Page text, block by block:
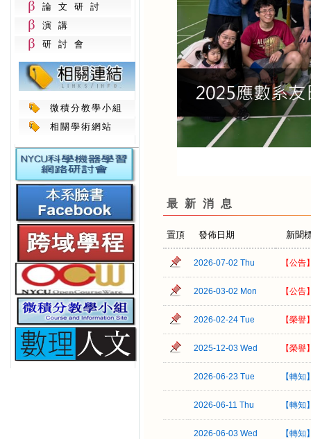
論文研討
演講
研討會
微積分教學小組
相關學術網站
最新消息
置頂 發佈日期 新聞
2026-07-02 Thu 【公
2026-03-02 Mon 【公
2026-02-24 Tue 【榮
2025-12-03 Wed 【榮
2026-06-23 Tue 【轉
2026-06-11 Thu 【轉
2026-06-03 Wed 【轉